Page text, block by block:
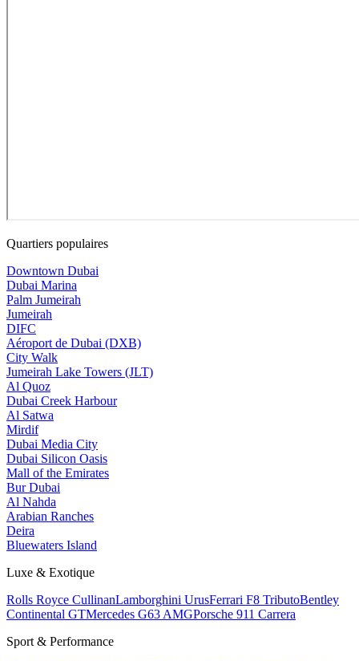
Quartiers populaires
Downtown Dubai
Dubai Marina
Palm Jumeirah
Jumeirah
DIFC
Aéroport de Dubai (DXB)
City Walk
Jumeirah Lake Towers (JLT)
Al Quoz
Dubai Creek Harbour
Al Satwa
Mirdif
Dubai Media City
Dubai Silicon Oasis
Mall of the Emirates
Bur Dubai
Al Nahda
Arabian Ranches
Deira
Bluewaters Island
Luxe & Exotique
Rolls Royce CullinanLamborghini UrusFerrari F8 TributoBentley
Continental GTMercedes G63 AMGPorsche 911 Carrera
Sport & Performance